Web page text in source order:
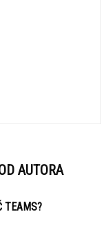
AUTORA
TEAMS?